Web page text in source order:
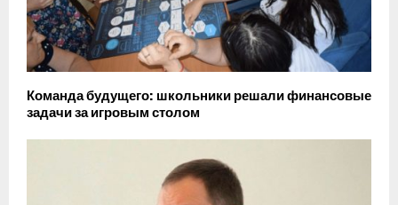
Команда будущего: школьники решали финансовые
задачи за игровым столом